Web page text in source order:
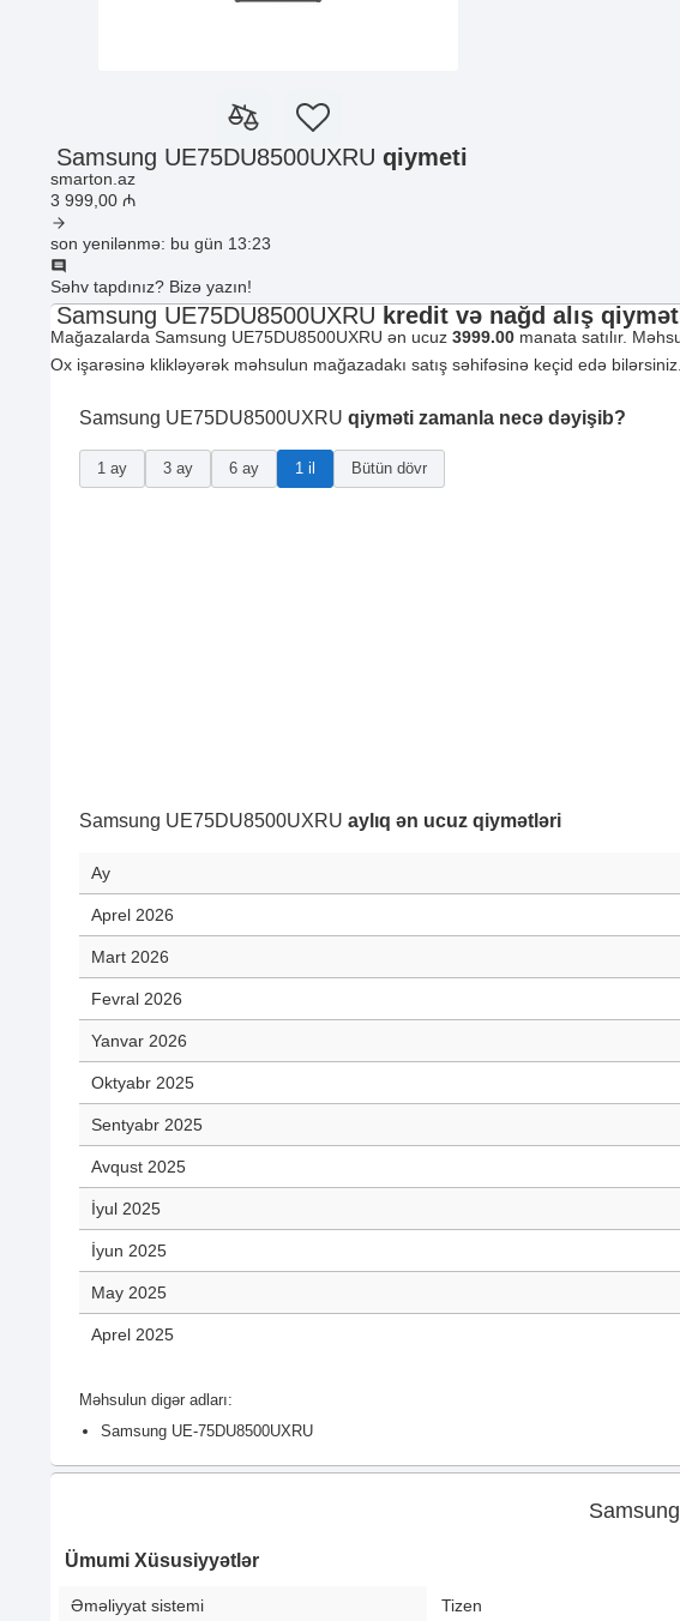
Samsung UE75DU8500UXRU qiymeti
smarton.az
3 999 ,00 ₼
son yenilənmə: bu gün 13:23
Səhv tapdınız? Bizə yazın!
Samsung UE75DU8500UXRU kredit və nağd alış
Mağazalarda Samsung UE75DU8500UXRU ən ucuz 3999.00 manata satılır.
Ox işarəsinə klikləyərək məhsulun mağazadakı satış səhifəsinə keçid edə
Samsung UE75DU8500UXRU qiyməti zamanla necə dəyişib?
1 ay 3 ay 6 ay 1 il Bütün dövr
Samsung UE75DU8500UXRU aylıq ən ucuz qiymətləri
Ay
Aprel 2026
Mart 2026
Fevral 2026
Yanvar 2026
Oktyabr 2025
Sentyabr 2025
Avqust 2025
İyul 2025
İyun 2025
May 2025
Aprel 2025
Məhsulun digər adları:
Samsung UE-75DU8500UXRU
Ümumi Xüsusiyyətlər
Əməliyyat sistemi Tizen